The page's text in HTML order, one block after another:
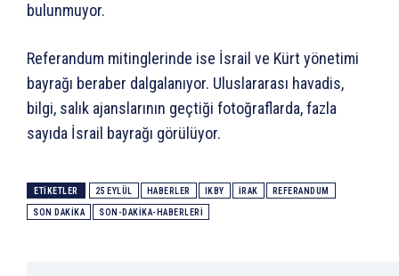
bulunmuyor.
Referandum mitinglerinde ise İsrail ve Kürt yönetimi
bayrağı beraber dalgalanıyor. Uluslararası havadis,
bilgi, salık ajanslarının geçtiği fotoğraflarda, fazla
sayıda İsrail bayrağı görülüyor.
ETIKETLER 25 EYLÜL HABERLER IKBY IRAK REFERANDUM
SON DAKIKA SON-DAKIKA-HABERLERI